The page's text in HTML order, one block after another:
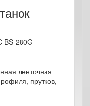
BS-280G
ленточная
прутков,